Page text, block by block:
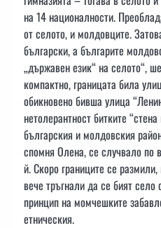
на 14 националности.
от селото, и молдовците.
български, а българите
„държавен език“ на селото“,
компактно, границата била
обикновено бивша улица
нетолерантност битките
българския и молдовския
спомня Олена, се случвало по
й. Скоро границите се
вече тръгнали да се бият
принцип на момчешките
етническия.